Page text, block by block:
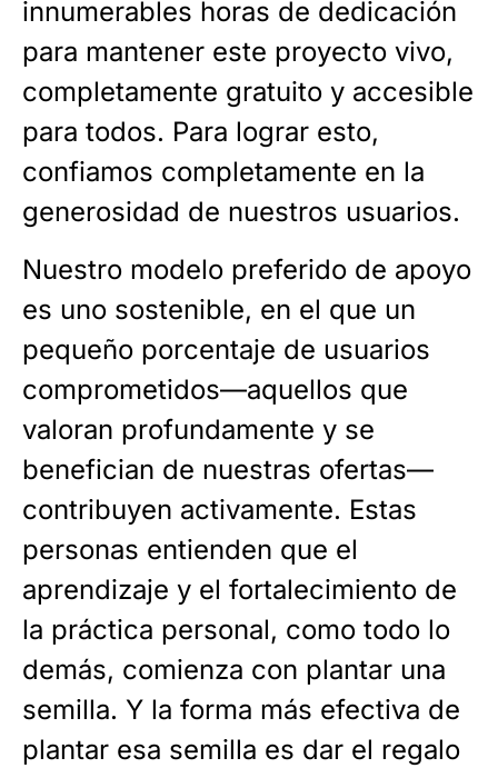
innumerables horas de dedicación
para mantener este proyecto vivo,
completamente gratuito y accesible
para todos. Para lograr esto,
confiamos completamente en la
generosidad de nuestros usuarios.
Nuestro modelo preferido de apoyo
es uno sostenible, en el que un
pequeño porcentaje de usuarios
comprometidos—aquellos que
valoran profundamente y se
benefician de nuestras ofertas—
contribuyen activamente. Estas
personas entienden que el
aprendizaje y el fortalecimiento de
la práctica personal, como todo lo
demás, comienza con plantar una
semilla. Y la forma más efectiva de
plantar esa semilla es dar el regalo